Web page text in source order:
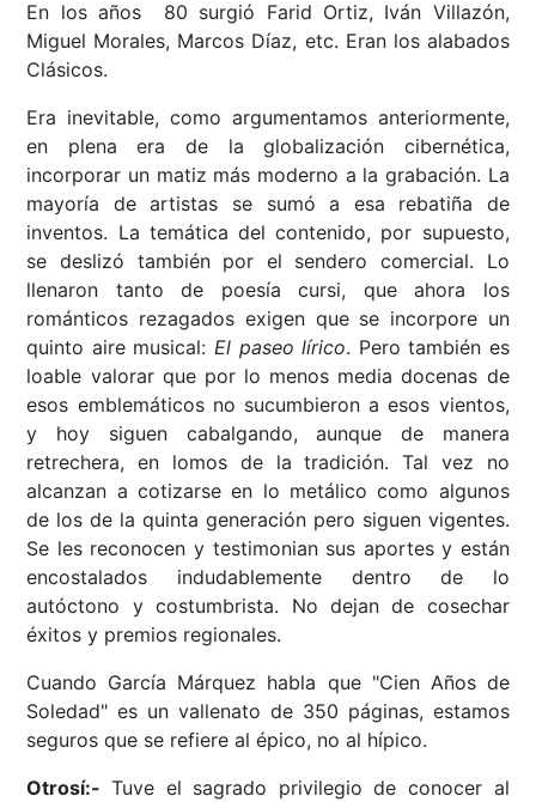
En los años 80 surgió Farid Ortiz, Iván Villazón,
Miguel Morales, Marcos Díaz, etc. Eran los alabados
Clásicos.
Era inevitable, como argumentamos anteriormente,
en plena era de la globalización cibernética,
incorporar un matiz más moderno a la grabación. La
mayoría de artistas se sumó a esa rebatiña de
inventos. La temática del contenido, por supuesto,
se deslizó también por el sendero comercial. Lo
llenaron tanto de poesía cursi, que ahora los
románticos rezagados exigen que se incorpore un
quinto aire musical: El paseo lírico. Pero también es
loable valorar que por lo menos media docenas de
esos emblemáticos no sucumbieron a esos vientos,
y hoy siguen cabalgando, aunque de manera
retrechera, en lomos de la tradición. Tal vez no
alcanzan a cotizarse en lo metálico como algunos
de los de la quinta generación pero siguen vigentes.
Se les reconocen y testimonian sus aportes y están
encostalados indudablemente dentro de lo
autóctono y costumbrista. No dejan de cosechar
éxitos y premios regionales.
Cuando García Márquez habla que "Cien Años de
Soledad" es un vallenato de 350 páginas, estamos
seguros que se refiere al épico, no al hípico.
Otrosí:-Tuve el sagrado privilegio de conocer al